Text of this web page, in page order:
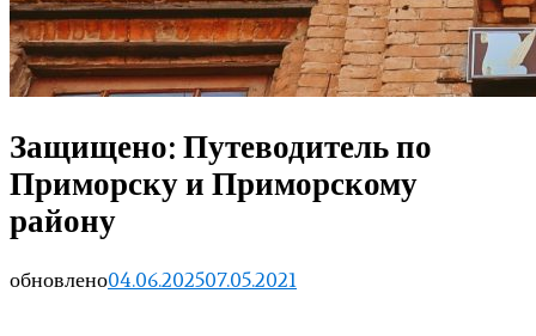
Защищено: Путеводитель по
Приморску и Приморскому
району
обновлено04.06.202507.05.2021